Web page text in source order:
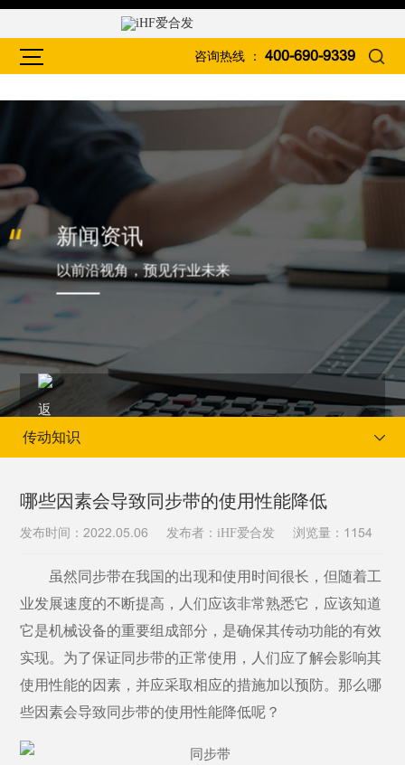
咨询热线 ： 400-690-9339
新闻资讯
以前沿视角，预见行业未来
当前位置：首页 新闻资讯 传动知识
传动知识
哪些因素会导致同步带的使用性能降低
发布时间：2022.05.06 发布者：iHF爱合发 浏览量： 1154
虽然同步带在我国的出现和使用时间很长，但随着工
业发展速度的不断提高，人们应该非常熟悉它，应该知道
它是机械设备的重要组成部分，是确保其传动功能的有效
实现。为了保证同步带的正常使用，人们应了解会影响其
使用性能的因素，并应采取相应的措施加以预防。那么哪
些因素会导致同步带的使用性能降低呢？